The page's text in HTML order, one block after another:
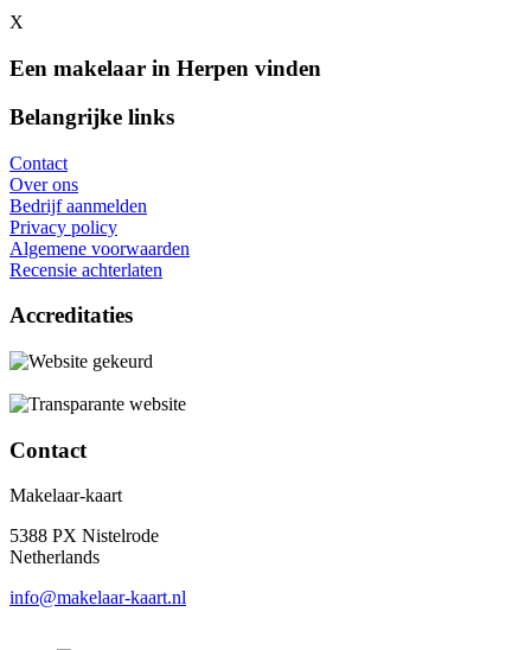
X
Een makelaar in Herpen vinden
Belangrijke links
Contact
Over ons
Bedrijf aanmelden
Privacy policy
Algemene voorwaarden
Recensie achterlaten
Accreditaties
Contact
Makelaar-kaart
5388 PX Nistelrode
Netherlands
info@makelaar-kaart.nl